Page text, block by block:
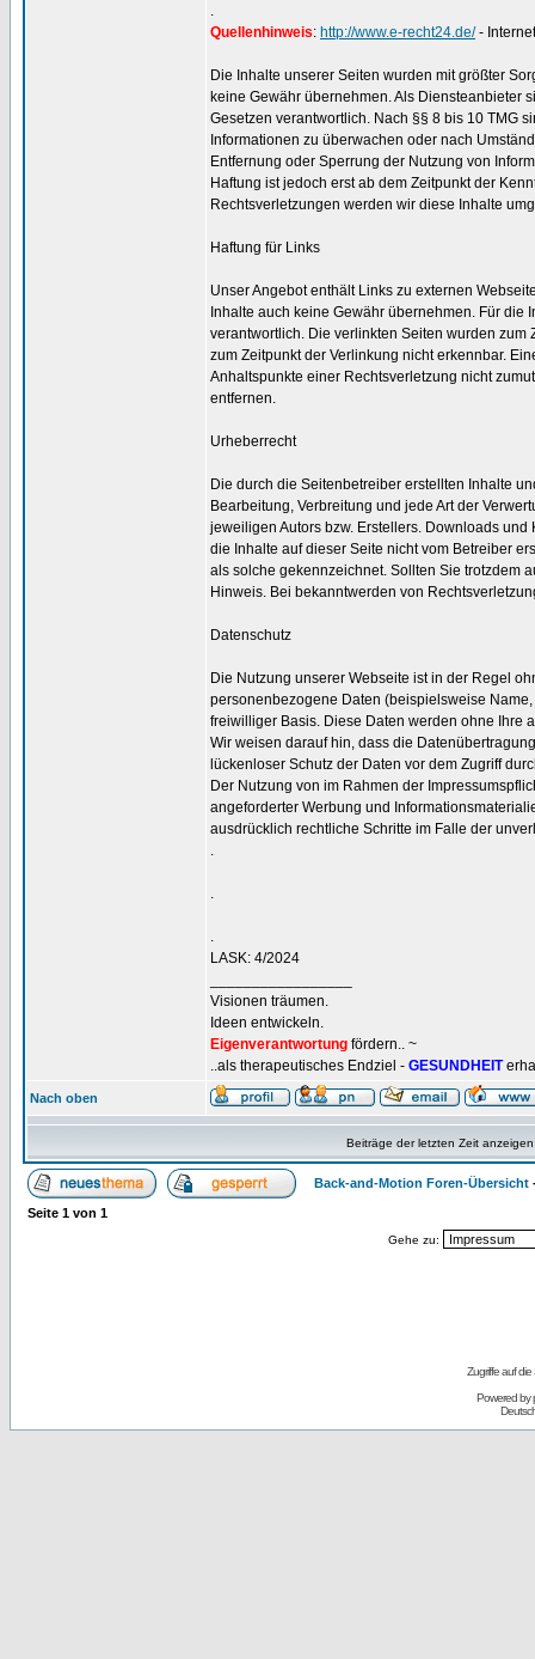
.
Quellenhinweis: http://www.e-recht24.de/-
Die Inhalte unserer Seiten wurden mit größter
keine Gewähr übernehmen. Als Diensteanbieter
Gesetzen verantwortlich. Nach §§ 8 bis 10 TMG
Informationen zu überwachen oder nach
Entfernung oder Sperrung der Nutzung von
Haftung ist jedoch erst ab dem Zeitpunkt der
Rechtsverletzungen werden wir diese Inhalte
Haftung für Links
Unser Angebot enthält Links zu externen
Inhalte auch keine Gewähr übernehmen. Für
verantwortlich. Die verlinkten Seiten wurden
zum Zeitpunkt der Verlinkung nicht erkennbar.
Anhaltspunkte einer Rechtsverletzung nicht
entfernen.
Urheberrecht
Die durch die Seitenbetreiber erstellten Inhalte
Bearbeitung, Verbreitung und jede Art der
jeweiligen Autors bzw. Erstellers. Downloads
die Inhalte auf dieser Seite nicht vom Betreiber
als solche gekennzeichnet. Sollten Sie trotzdem
Hinweis. Bei bekanntwerden von
Datenschutz
Die Nutzung unserer Webseite ist in der Regel
personenbezogene Daten (beispielsweise
freiwilliger Basis. Diese Daten werden ohne Ihre
Wir weisen darauf hin, dass die
lückenloser Schutz der Daten vor dem Zugriff
Der Nutzung von im Rahmen der
angeforderter Werbung und
ausdrücklich rechtliche Schritte im Falle der
.
.
.
LASK: 4/2024
Visionen träumen.
Ideen entwickeln.
Eigenverantwortung fördern.. ~
..als therapeutisches Endziel - GESUNDHEIT
Nach oben
Beiträge der letzten Zeit
Back-and-Motion Foren-Übersicht
Seite 1 von 1
Gehe zu:
Zugriffe auf
Powered by